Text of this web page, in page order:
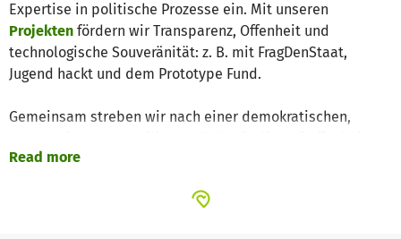
Expertise in politische Prozesse ein. Mit unseren
Projekten fördern wir Transparenz, Offenheit und
technologische Souveränität: z. B. mit FragDenStaat,
Jugend hackt und dem Prototype Fund.
Gemeinsam streben wir nach einer demokratischen,
Teilhabe und Transparenz basiert. Wir machen Wissen
Instrumenten und politischen Interventionen stärken wir
Read more